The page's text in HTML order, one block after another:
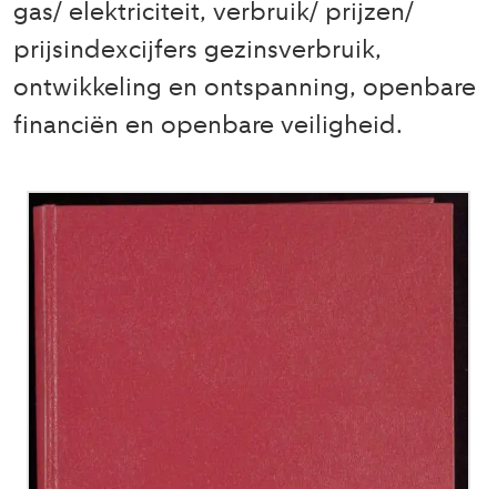
gas/ elektriciteit, verbruik/ prijzen/
prijsindexcijfers gezinsverbruik,
ontwikkeling en ontspanning, openbare
financiën en openbare veiligheid.